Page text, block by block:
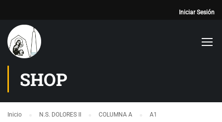
Iniciar Sesión
SHOP
Inicio N.S. DOLORES II COLUMNA A A1